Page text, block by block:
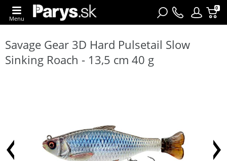
0
Menu
Savage Gear 3D Hard Pulsetail Slow
Sinking Roach - 13,5 cm 40 g